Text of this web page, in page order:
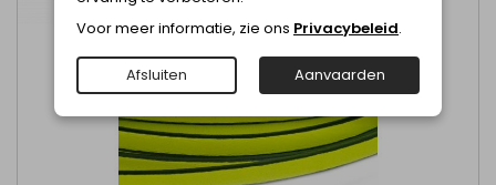
Voor meer informatie, zie ons Privacybeleid.
Afsluiten Aanvaarden